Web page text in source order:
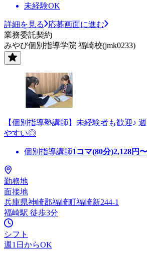
未経験OK
詳細を見る
応募画面に進む
業務委託契約
みやび個別指導学院 福崎校(jmk0233)
【個別指導塾講師】未経験者も歓迎♪
やすい◎
個別指導講師1コマ(80分)2,128円〜
勤務地
面接地
兵庫県神崎郡福崎町福崎新244-1
福崎駅 徒歩3分
シフト
週1日からOK